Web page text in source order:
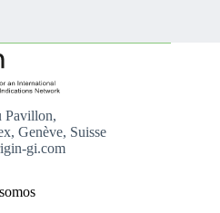
Pavillon,
Genève, Suisse
gi.com